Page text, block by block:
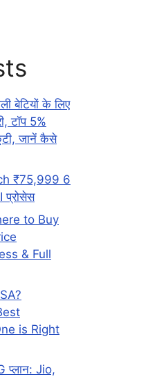
बेटियों के लिए
टॉप 5%
जानें कैसे
₹75,999 6
प्रोसेस
to Buy
& Full
is Right
प्लान: Jio,